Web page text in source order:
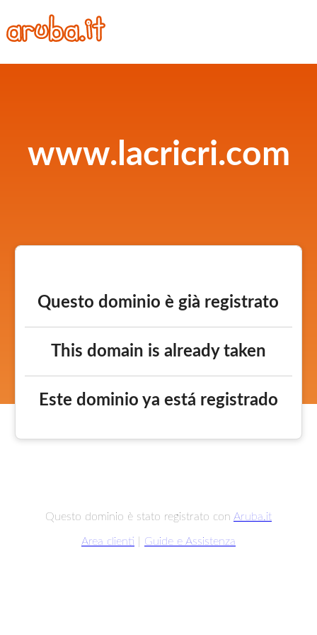
www.lacricri.com
Questo dominio è già registrato
This domain is already taken
Este dominio ya está registrado
Questo dominio è stato registrato con Aruba.it
Area clienti Guide e Assistenza